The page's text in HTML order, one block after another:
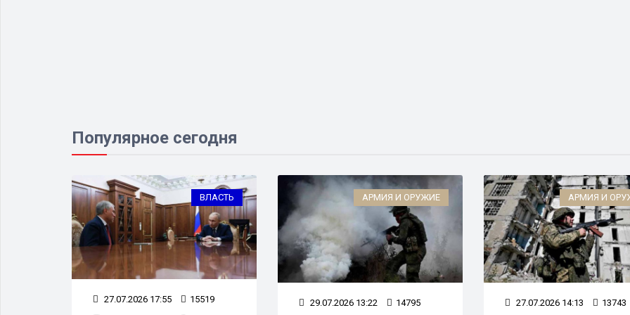
Популярное сегодня
ВЛАСТЬ
27.07.2026 17:55 15519
АРМИЯ И ОРУЖИЕ
29.07.2026 13:22 14795
АРМИЯ И
27.07.2026 14:13 13743